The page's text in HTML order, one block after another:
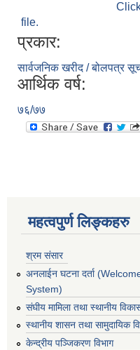
file.
प्रकार:
सार्वजनिक खरीद / बोलपत्र
आर्थिक वर्ष:
७६/७७
महत्वपुर्ण लिङ्कहरु
श्रम संसार
अनलाईन घटना दर्ता
System)
संघीय मामिला तथा स्थानीय
स्थानीय शासन तथा सामुदायिक
केन्द्रीय पञ्जिकरण विभाग